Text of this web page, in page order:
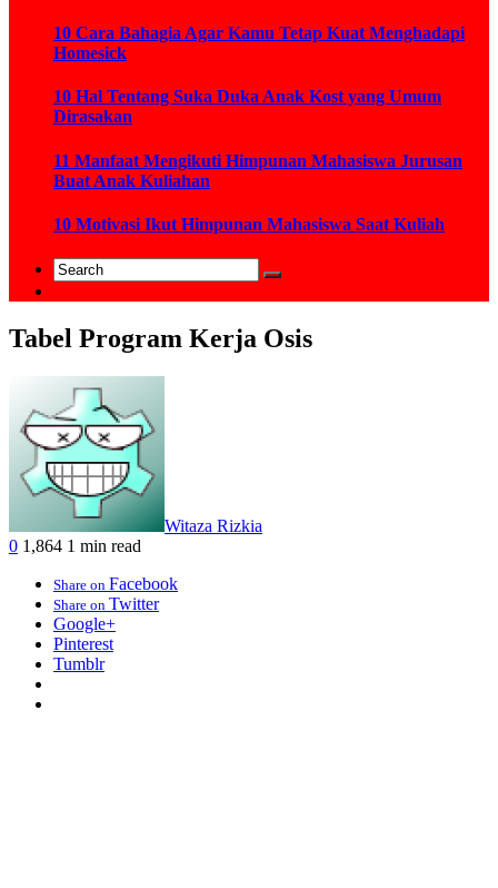
10 Cara Bahagia Agar Kamu Tetap Kuat Menghadapi
Homesick
10 Hal Tentang Suka Duka Anak Kost yang Umum
Dirasakan
11 Manfaat Mengikuti Himpunan Mahasiswa Jurusan
Buat Anak Kuliahan
10 Motivasi Ikut Himpunan Mahasiswa Saat Kuliah
Tabel Program Kerja Osis
Witaza Rizkia
0 1,864 1 min read
Share on Facebook
Share on Twitter
Google+
Pinterest
Tumblr